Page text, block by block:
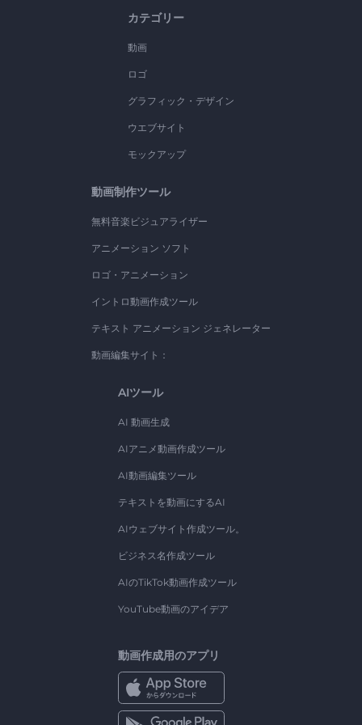
カテゴリー
動画
ロゴ
グラフィック・デザイン
ウエブサイト
モックアップ
動画制作ツール
無料音楽ビジュアライザー
アニメーション ソフト
ロゴ・アニメーション
イントロ動画作成ツール
テキスト アニメーション ジェネレーター
動画編集サイト：
AIツール
AI 動画生成
AIアニメ動画作成ツール
AI動画編集ツール
テキストを動画にするAI
AIウェブサイト作成ツール。
ビジネス名作成ツール
AIのTikTok動画作成ツール
YouTube動画のアイデア
動画作成用のアプリ